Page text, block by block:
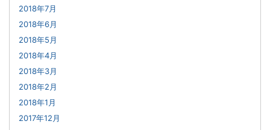
2018年7月
2018年6月
2018年5月
2018年4月
2018年3月
2018年2月
2018年1月
2017年12月